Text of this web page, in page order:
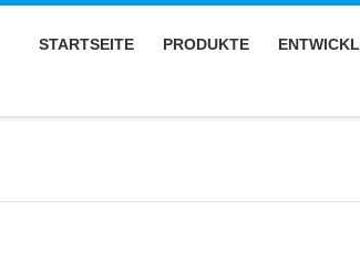
STARTSEITE PRODUKTE